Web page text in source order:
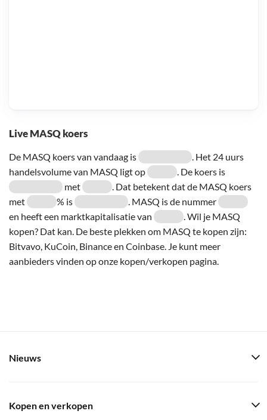
Live MASQ koers
De MASQ koers van vandaag is
. Het 24 uurs
handelsvolume van MASQ ligt op
. De koers is
met
. Dat betekent dat de MASQ koers
met
% is
. MASQ is de nummer
en heeft een marktkapitalisatie van
. Wil je MASQ
kopen? Dat kan. De beste plekken om MASQ te kopen zijn:
Bitvavo, KuCoin, Binance en Coinbase. Je kunt meer
aanbieders vinden op onze kopen/verkopen pagina.
Nieuws
Kopen en verkopen